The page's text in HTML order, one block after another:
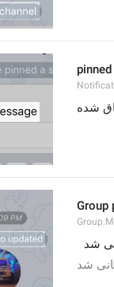
شده
Group
شد